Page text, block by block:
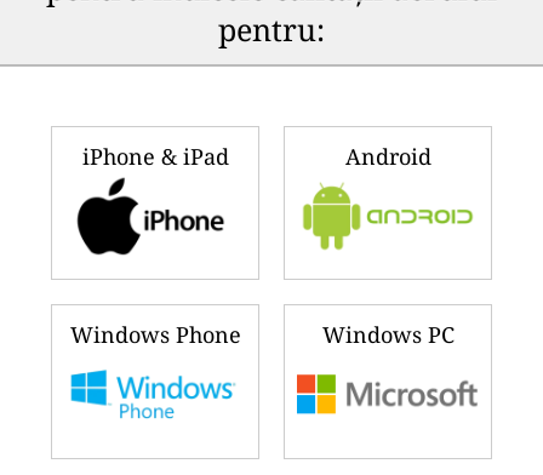
pentru:
iPhone & iPad Android
Windows Phone Windows PC